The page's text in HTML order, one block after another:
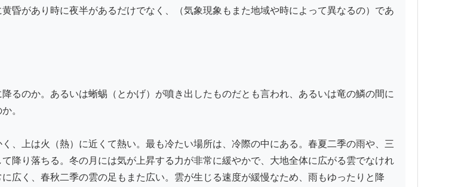
昏があり時に夜半があるだけでなく、（気象現象もまた地域や時によって異なるの）であ
るのか。あるいは蜥蜴（とかげ）が噴き出したものだとも言われ、あるいは竜の鱗の間に
。
、上は火（熱）に近くて熱い。最も冷たい場所は、冷際の中にある。春夏二季の雨や、三
降り落ちる。冬の月には気が上昇する力が非常に緩やかで、大地全体に広がる雲でなけれ
広く、春秋二季の雲の足もまた広い。雲が生じる速度が緩慢なため、雨もゆったりと降